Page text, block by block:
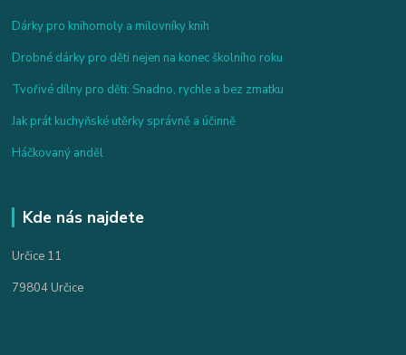
Dárky pro knihomoly a milovníky knih
Drobné dárky pro děti nejen na konec školního roku
Tvořivé dílny pro děti: Snadno, rychle a bez zmatku
Jak prát kuchyňské utěrky správně a účinně
Háčkovaný anděl
Kde nás najdete
Určice 11
79804 Určice